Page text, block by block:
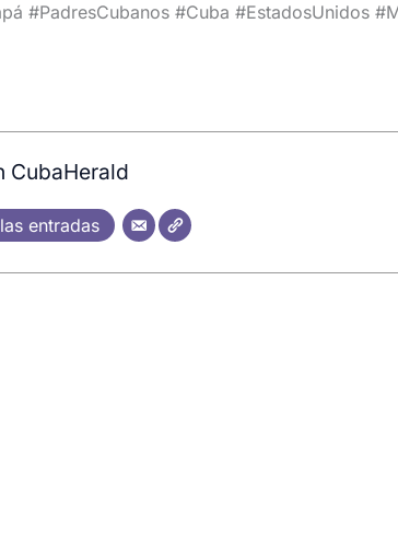
#PadresCubanos #Cuba #EstadosUnidos
CubaHerald
entradas